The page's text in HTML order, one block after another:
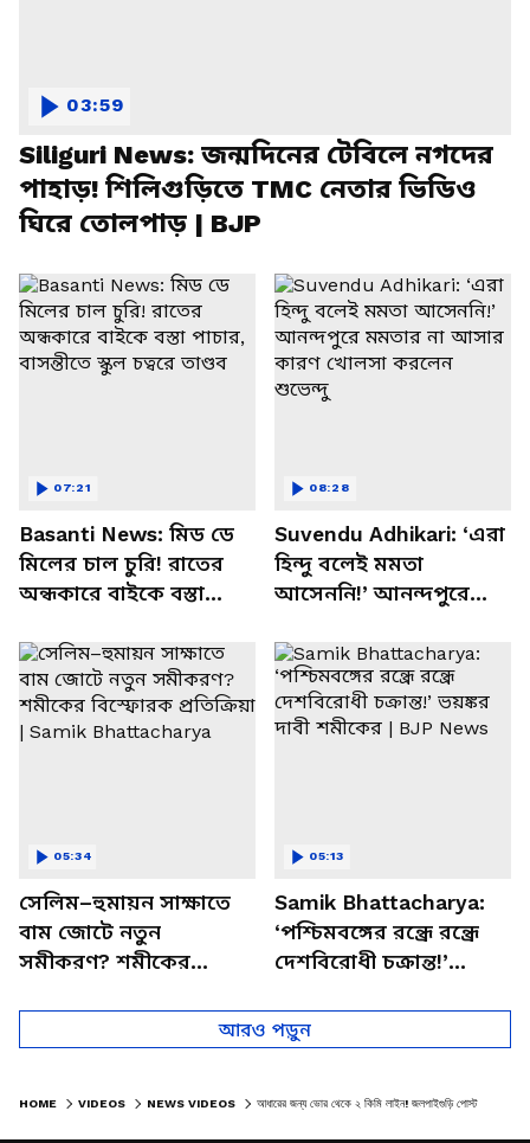
Siliguri News: জন্মদিনের টেবিলে নগদের
পাহাড়! শিলিগুড়িতে TMC নেতার ভিডিও
ঘিরে তোলপাড় | BJP
03:59
Basanti News: মিড ডে
মিলের চাল চুরি! রাতের
অন্ধকারে বাইকে বস্তা
চত্বরে তাণ্ডব
07:21
Suvendu Adhikari: ‘এরা
হিন্দু বলেই মমতা
আসেননি!’ আনন্দপুরে
খোলসা করলেন শুভেন্দু
08:28
সেলিম–হুমায়ন সাক্ষাতে
বাম জোটে নতুন
সমীকরণ? শমীকের
Samik Bhattacharya
05:34
Samik Bhattacharya:
‘পশ্চিমবঙ্গের রন্ধ্রে রন্ধ্রে
দেশবিরোধী চক্রান্ত!’
BJP News
05:13
আরও পড়ুন
HOME VIDEOS NEWS VIDEOS